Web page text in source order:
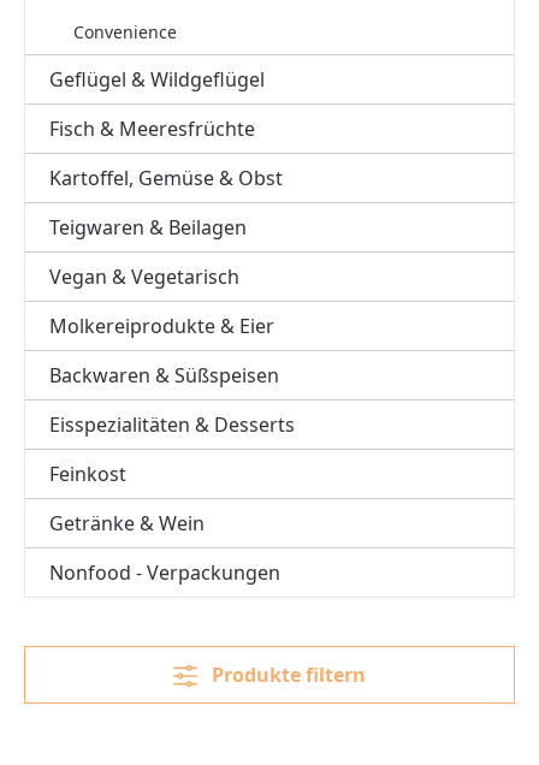
Convenience
Geflügel & Wildgeflügel
Fisch & Meeresfrüchte
Kartoffel, Gemüse & Obst
Teigwaren & Beilagen
Vegan & Vegetarisch
Molkereiprodukte & Eier
Backwaren & Süßspeisen
Eisspezialitäten & Desserts
Feinkost
Getränke & Wein
Nonfood - Verpackungen
Produkte filtern